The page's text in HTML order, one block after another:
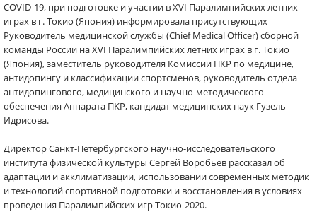
COVID-19, при подготовке и участии в XVI Паралимпийских летних
играх в г. Токио (Япония) информировала присутствующих
Руководитель медицинской службы (Chief Medical Officer) сборной
команды России на XVI Паралимпийских летних играх в г. Токио
(Япония), заместитель руководителя Комиссии ПКР по медицине,
антидопингу и классификации спортсменов, руководитель отдела
антидопингового, медицинского и научно-методического
обеспечения Аппарата ПКР, кандидат медицинских наук Гузель
Идрисова.
Директор Санкт-Петербургского научно-исследовательского
института физической культуры Сергей Воробьев рассказал об
адаптации и акклиматизации, использовании современных методик
и технологий спортивной подготовки и восстановления в условиях
проведения Паралимпийских игр Токио-2020.